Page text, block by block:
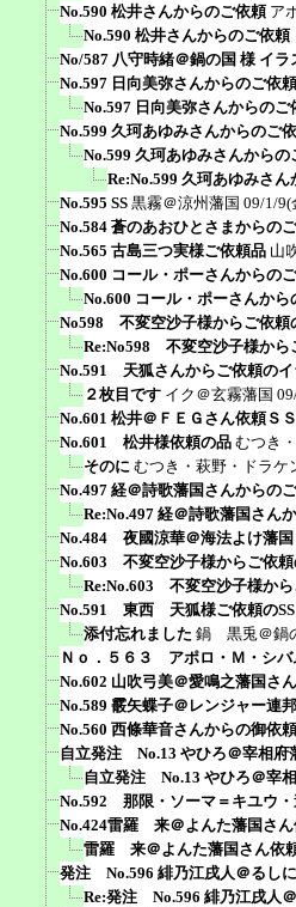
No.590 松井さんからのご依頼 ア
No.590 松井さんからのご依頼
No/587 八守時緒＠鍋の国 様 イラ
No.597 日向美弥さんからのご依頼
No.597 日向美弥さんからのご
No.599 久珂あゆみさんからのご
No.599 久珂あゆみさんからの
Re:No.599 久珂あゆみさん
No.595 SS 黒霧＠涼州藩国 09/1/9(
No.584 蒼のあおひとさまからの
No.565 古島三つ実様ご依頼品 山
No.600 コール・ポーさんからの
No.600 コール・ポーさんから
No598 不変空沙子様からご依頼
Re:No598 不変空沙子様から
No.591 天狐さんからご依頼のイ
２枚目です イク＠玄霧藩国
No.601 松井＠ＦＥＧさん依頼Ｓ
No.601 松井様依頼の品 むつき
そのに むつき・萩野・ドラケ
No.497 経＠詩歌藩国さんからの
Re:No.497 経＠詩歌藩国さん
No.484 夜國涼華＠海法よけ藩
No.603 不変空沙子様からご依頼
Re:No.603 不変空沙子様から
No.591 東西 天狐様ご依頼のSS
添付忘れました 鍋 黒兎＠鍋
Ｎｏ．５６３ アポロ・Ｍ・シバ
No.602 山吹弓美＠愛鳴之藩国さ
No.589 霰矢蝶子＠レンジャー連
No.560 西條華音さんからの御依
自立発注 No.13 やひろ＠宰相府
自立発注 No.13 やひろ＠宰
No.592 那限・ソーマ＝キユウ・
No.424雷羅 来＠よんた藩国さん
雷羅 来＠よんた藩国さん依
発注 No.596 緋乃江戌人＠るし
Re:発注 No.596 緋乃江戌人